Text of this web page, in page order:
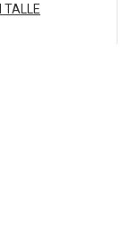
TALLE